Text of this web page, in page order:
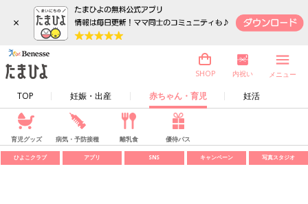
×
TOP 妊娠・出産 赤ちゃん・育児 妊活
SHOP 内祝い メニュー
育児グッズ 病気・予防接種 離乳食 優待パス
ひよこクラブ アプリ SNS キャンペーン 写真スタジオ